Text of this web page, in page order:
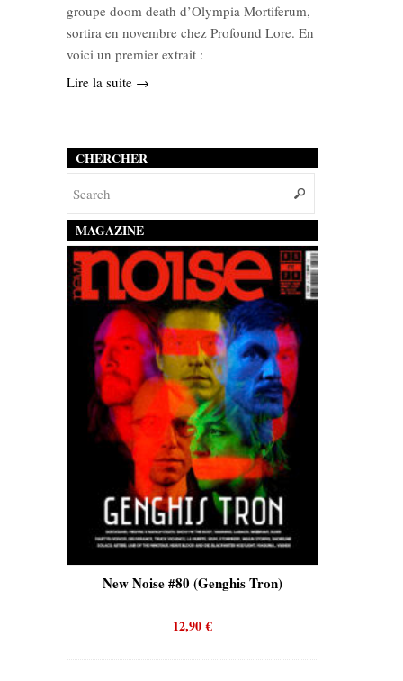
groupe doom death d’Olympia Mortiferum,
sortira en novembre chez Profound Lore. En
voici un premier extrait :
Lire la suite →
CHERCHER
MAGAZINE
New Noise #80 (Genghis Tron)
12,90€